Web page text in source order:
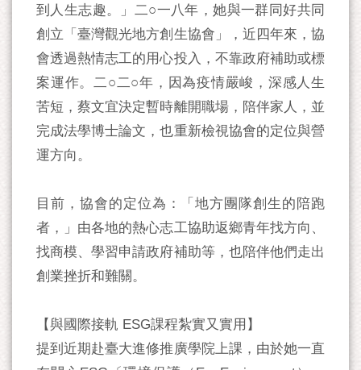
到人生志趣。」二○一八年，她與一群同好共同
創立「臺灣觀光地方創生協會」，近四年來，協
會透過熱情志工的用心投入，不靠政府補助或標
案運作。二○二○年，因為疫情嚴峻，深感人生
苦短，蔡文宜決定暫時離開職場，陪伴家人，並
完成法學博士論文，也重新檢視協會的定位與營
運方向。
目前，協會的定位為：「地方團隊創生的陪跑
者，」由各地的熱心志工協助返鄉青年找方向、
找商模、學習申請政府補助等，也陪伴他們走出
創業挫折和難關。
【與國際接軌 ESG課程紮實又實用】
提到近期赴臺大進修推廣學院上課，由於她一直